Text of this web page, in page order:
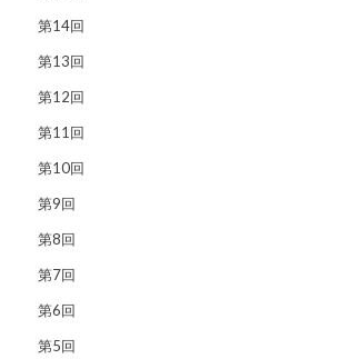
第14回
第13回
第12回
第11回
第10回
第9回
第8回
第7回
第6回
第5回